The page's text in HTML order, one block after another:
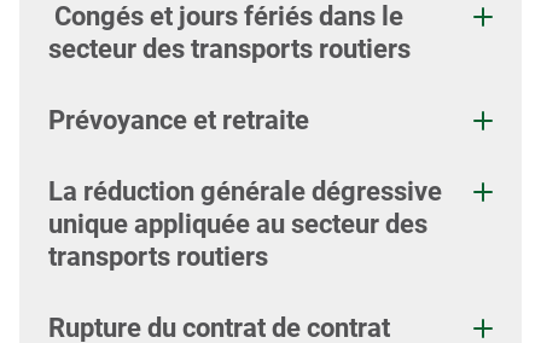
Congés et jours fériés dans le
secteur des transports routiers
Prévoyance et retraite
La réduction générale dégressive
unique appliquée au secteur des
transports routiers
Rupture du contrat de contrat